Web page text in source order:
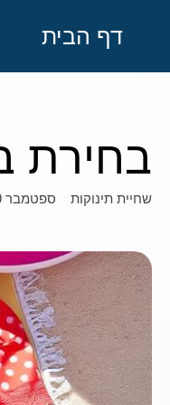
דף הבית
בחירת
שחיית תינוקות ספטמבר 9, 2024